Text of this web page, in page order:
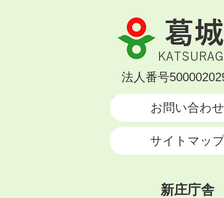
葛
城
市
KATSURAGI
法人番号
お問い合わせ
サイトマッ
新庄庁舎